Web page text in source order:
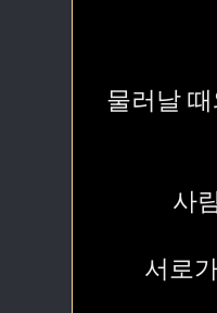
물러날
사
서로